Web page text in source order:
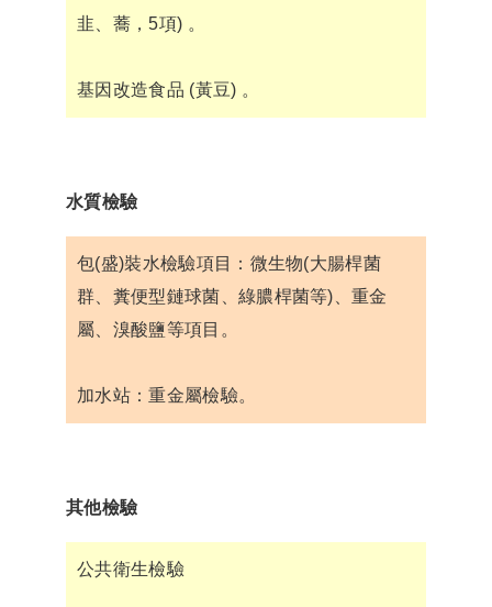
韭、蕎，5項) 。
基因改造食品 (黃豆) 。
水質檢驗
包(盛)裝水檢驗項目：微生物(大腸桿菌
群、糞便型鏈球菌、綠膿桿菌等)、重金
屬、溴酸鹽等項目。
加水站：重金屬檢驗。
其他檢驗
公共衛生檢驗